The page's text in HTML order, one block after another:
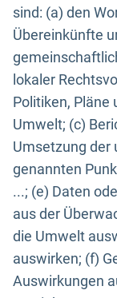
sind: (a) den
Übereinkünfte
lokaler
Politiken, Pläne
Umwelt; (c)
Umsetzung der
genannten
...; (e) Daten
aus der
die Umwelt
auswirken; (f)
Auswirkungen